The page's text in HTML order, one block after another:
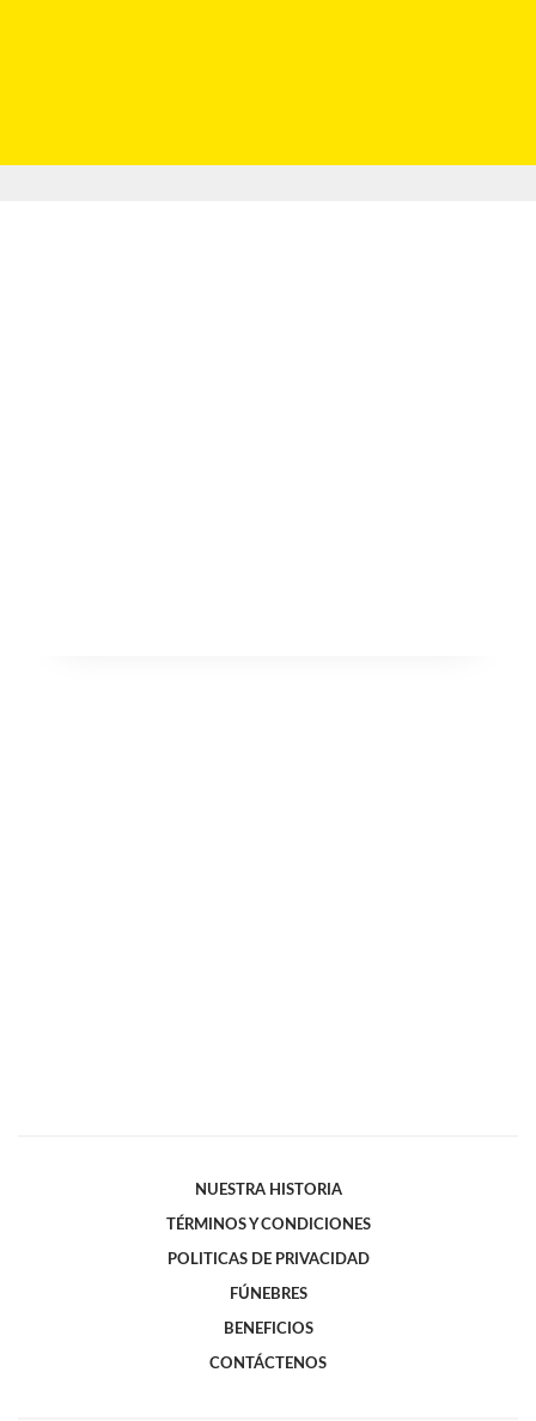
NUESTRA HISTORIA
TÉRMINOS Y CONDICIONES
POLITICAS DE PRIVACIDAD
FÚNEBRES
BENEFICIOS
CONTÁCTENOS